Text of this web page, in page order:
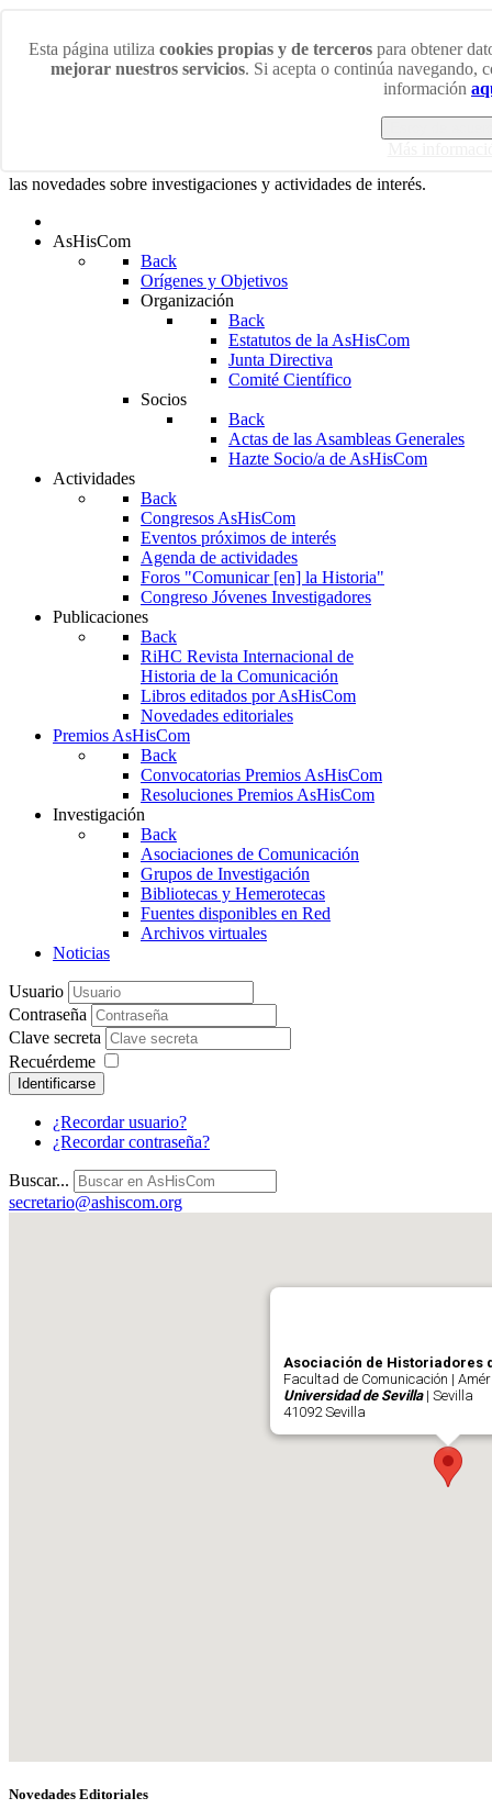
Esta página utiliza cookies propias y de terceros para obtener
mejorar nuestros servicios. Si acepta o continúa navegando,
información
¡Bienvenidos/as a la web de la Asociación de Historiadores
En esta web podrás acceder a las últimas noticias sobre los más
las novedades sobre investigaciones y actividades de interés.
AsHisCom
Back
Orígenes y Objetivos
Organización
Back
Estatutos de la AsHisCom
Junta Directiva
Comité Científico
Socios
Back
Actas de las Asambleas Generales
Hazte Socio/a de AsHisCom
Actividades
Back
Congresos AsHisCom
Eventos próximos de interés
Agenda de actividades
Foros "Comunicar [en] la Historia"
Congreso Jóvenes Investigadores
Publicaciones
Back
RiHC Revista Internacional de
Historia de la Comunicación
Libros editados por AsHisCom
Novedades editoriales
Premios AsHisCom
Back
Convocatorias Premios AsHisCom
Resoluciones Premios AsHisCom
Investigación
Back
Asociaciones de Comunicación
Grupos de Investigación
Bibliotecas y Hemerotecas
Fuentes disponibles en Red
Archivos virtuales
Noticias
Usuario
Contraseña
Clave secreta
Recuérdeme
Identificarse
¿Recordar usuario?
¿Recordar contraseña?
Buscar...
secretario@ashiscom.org
Asociación de Historiadores
Facultad de Comunicación |
Universidad de Sevilla| Sevilla
41092 Sevilla
Novedades Editoriales